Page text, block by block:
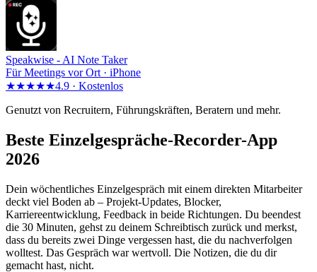
Speakwise - AI Note Taker
Für Meetings vor Ort · iPhone
★★★★★4.9 · Kostenlos
Genutzt von Recruitern, Führungskräften, Beratern und mehr.
Beste Einzelgespräche-Recorder-App
2026
Dein wöchentliches Einzelgespräch mit einem direkten Mitarbeiter
deckt viel Boden ab – Projekt-Updates, Blocker,
Karriereentwicklung, Feedback in beide Richtungen. Du beendest
die 30 Minuten, gehst zu deinem Schreibtisch zurück und merkst,
dass du bereits zwei Dinge vergessen hast, die du nachverfolgen
wolltest. Das Gespräch war wertvoll. Die Notizen, die du dir
gemacht hast, nicht.